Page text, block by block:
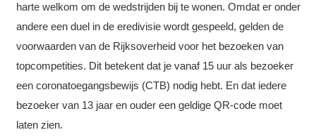
harte welkom om de wedstrijden bij te wonen. Omdat er onder
andere een duel in de eredivisie wordt gespeeld, gelden de
voorwaarden van de Rijksoverheid voor het bezoeken van
topcompetities. Dit betekent dat je vanaf 15 uur als bezoeker
een coronatoegangsbewijs (CTB) nodig hebt. En dat iedere
bezoeker van 13 jaar en ouder een geldige QR-code moet
laten zien.